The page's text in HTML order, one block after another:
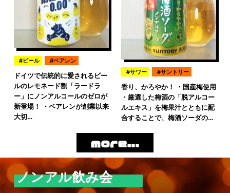
ビール ベアレン
ドイツで伝統的に愛されるビー
ルのレモネード割「ラードラ
ー」にノンアルコールのゼロが
新登場！ ・ベアレンが創業以来
大切…
サワー サントリー
香り、かろやか！ ・国産梅使用
・厳選した梅酒の「脱アルコー
ルエキス」を梅果汁とともに配
合することで、梅酒ソーダの…
ノンアル飲み会